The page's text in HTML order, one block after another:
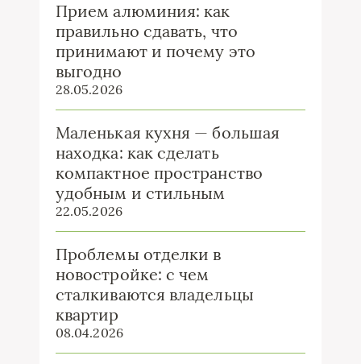
Прием алюминия: как
правильно сдавать, что
принимают и почему это
выгодно
28.05.2026
Маленькая кухня — большая
находка: как сделать
компактное пространство
удобным и стильным
22.05.2026
Проблемы отделки в
новостройке: с чем
сталкиваются владельцы
квартир
08.04.2026